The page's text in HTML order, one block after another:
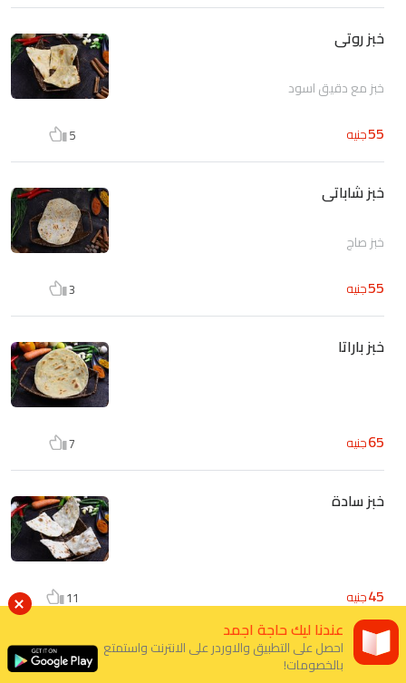
خبز روتى
خبز مع دقيق اسود
55جنيه 5
خبز شاباتى
خبز صاج
55جنيه 3
خبز باراتا
65جنيه 7
خبز سادة
45جنيه 11
الاطباق الصينية
عندنا ليك حاجة اجمد
احصل على التطبيق والاوردر على الانترنت واستمتع
بالخصومات!